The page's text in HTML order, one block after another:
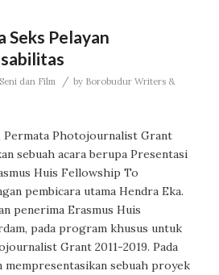
Seks Pelayan
dan Film / by Borobudur Writers &
Permata Photojournalist Grant
sebuah acara berupa Presentasi
Huis Fellowship To
pembicara utama Hendra Eka.
penerima Erasmus Huis
pada program khusus untuk
Grant 2011-2019. Pada
mempresentasikan sebuah proyek